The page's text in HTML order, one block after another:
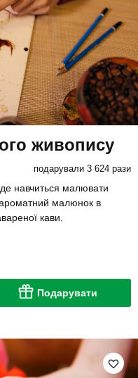
живопису
подарували 3 624 рази
навчиться малювати
ароматний малюнок в
кави.
Подарувати